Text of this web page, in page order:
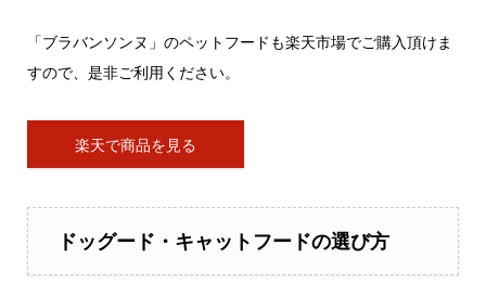
「ブラバンソンヌ」のペットフードも楽天市場でご購入頂けま
すので、是非ご利用ください。
楽天で商品を見る
ドッグード・キャットフードの選び方